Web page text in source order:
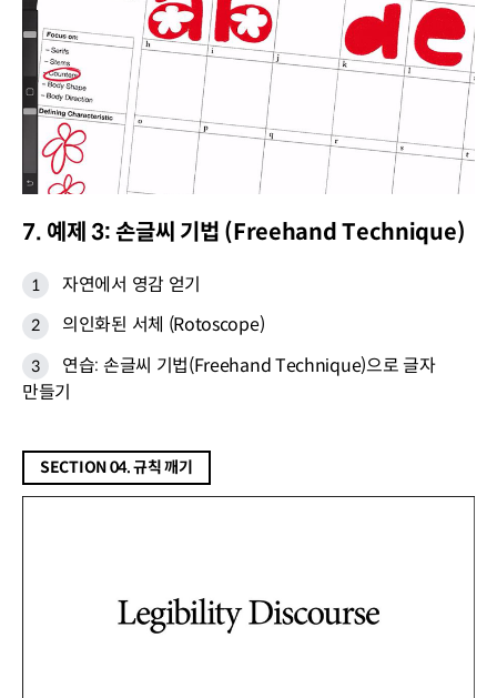
7. 예제 3: 손글씨 기법 (Freehand Technique)
자연에서 영감 얻기
의인화된 서체 (Rotoscope)
연습: 손글씨 기법(Freehand Technique)으로 글자
만들기
SECTION 04. 규칙 깨기